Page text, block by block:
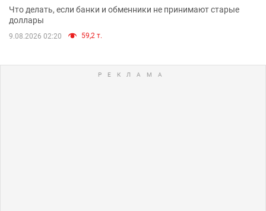
Что делать, если банки и обменники не принимают старые
доллары
9.08.2026 02:20 59,2 т.